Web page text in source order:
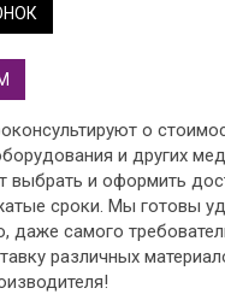
о
и других
выбрать и оформить
сроки. Мы готовы
даже самого
различных